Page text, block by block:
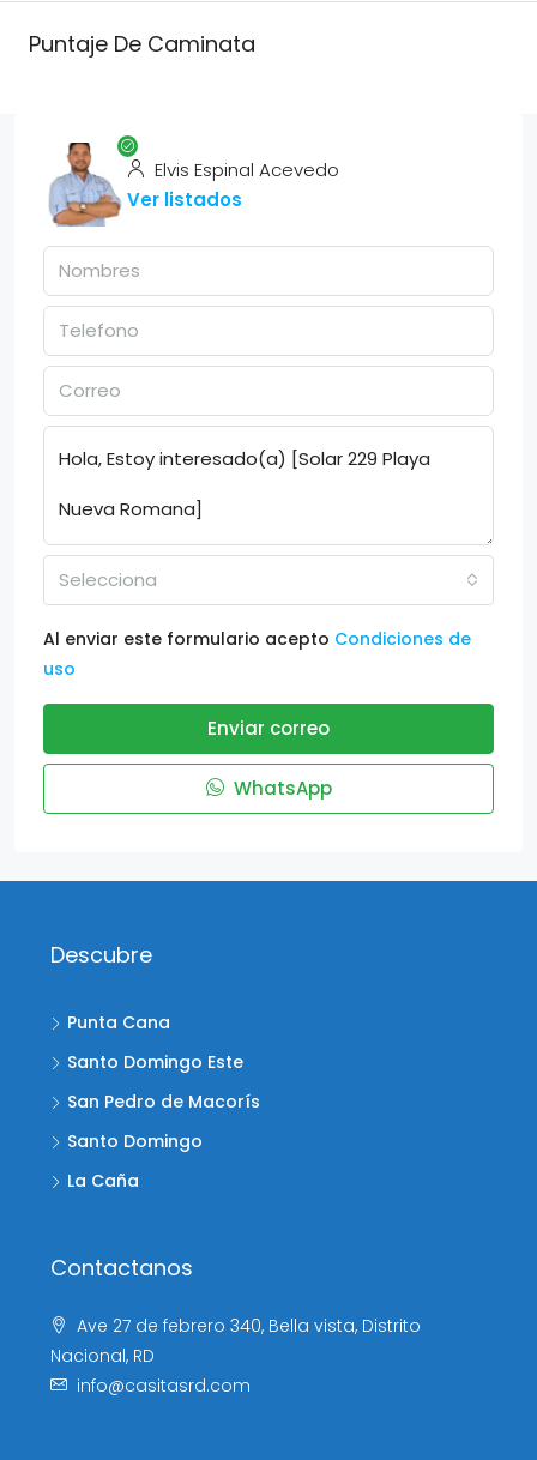
Puntaje De Caminata
Elvis Espinal Acevedo
Ver listados
Selecciona
Al enviar este formulario acepto Condiciones de
uso
Enviar correo
WhatsApp
Descubre
Punta Cana
Santo Domingo Este
San Pedro de Macorís
Santo Domingo
La Caña
Contactanos
Ave 27 de febrero 340, Bella vista, Distrito
Nacional, RD
info@casitasrd.com